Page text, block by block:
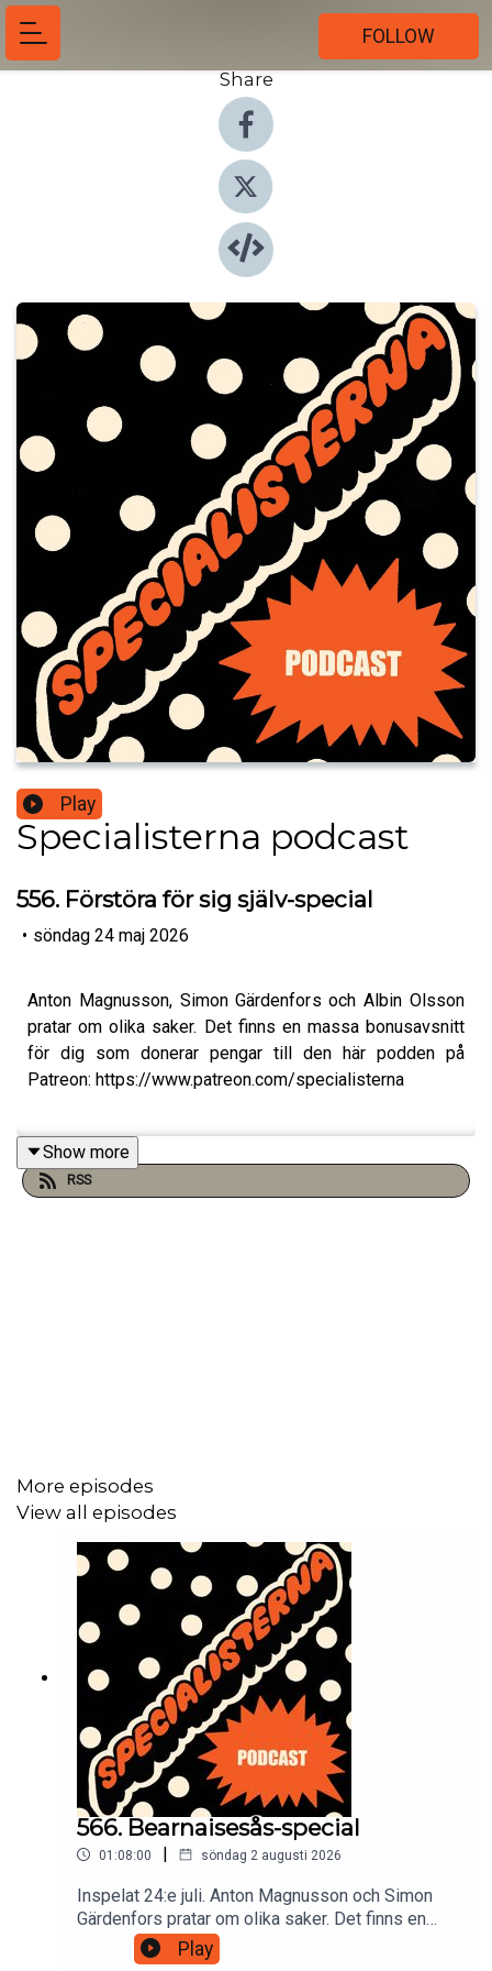
FOLLOW
Share
Play
Specialisterna podcast
556. Förstöra för sig själv-special
• söndag 24 maj 2026
Anton Magnusson, Simon Gärdenfors och Albin Olsson
pratar om olika saker. Det finns en massa bonusavsnitt
för dig som donerar pengar till den här podden på
Patreon: https://www.patreon.com/specialisterna
Ny turné med Anton Magnusson och Simon Gärdenfors
2026: www.specialisterna.se
Bland skådespelarna finns bland andra Anton "Mr Cool"
Magnusson och David Wiberg (från Varan-TV).
≫"Grövsta komedin någonsin" är väldigt rolig ... Det finns
någonting njutbart i att se duktiga komiker med helt fria
– Göteborgs-Posten
Show more
RSS
More episodes
View all episodes
566. Bearnaisesås-special
01:08:00 | söndag 2 augusti 2026
Inspelat 24:e juli. Anton Magnusson och Simon
Gärdenfors pratar om olika saker. Det finns en
massa bonusavsnitt för dig som donerar pengar
till den här podden på Patreon:
Play